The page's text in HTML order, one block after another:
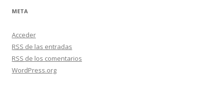
META
Acceder
RSS de las entradas
RSS de los comentarios
WordPress.org